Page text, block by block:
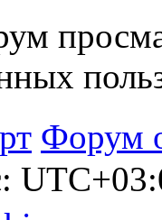
Форум